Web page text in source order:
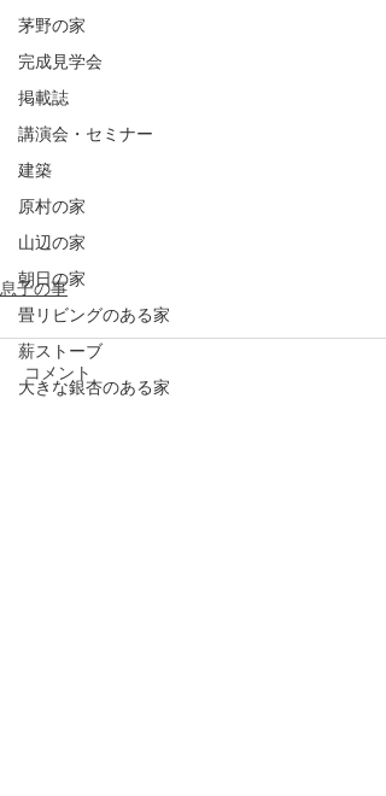
茅野の家
完成見学会
掲載誌
講演会・セミナー
建築
原村の家
山辺の家
朝日の家
畳リビングのある家
薪ストーブ
大きな銀杏のある家
息子の事
コメント